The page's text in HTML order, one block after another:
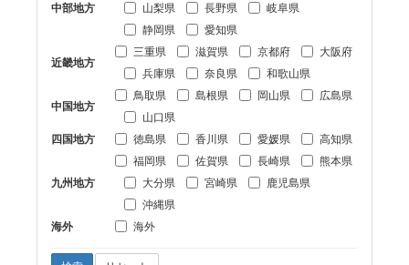
中部地方
山梨県
長野県
岐阜県
静岡県
愛知県
近畿地方
三重県 滋賀県 京都府
大阪府
兵庫県
奈良県 和歌山県
中国地方
鳥取県 島根県 岡山県
広島県
山口県
四国地方
徳島県 香川県 愛媛県 高知県
九州地方
福岡県 佐賀県 長崎県
熊本県
大分県
宮崎県
鹿児島県
沖縄県
海外
海外